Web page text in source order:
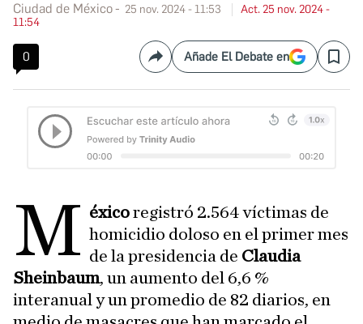
Ciudad de México 25 nov. 2024 - 11:53
Act. 25 nov. 2024 -
11:54
0 CompartirAñade El Debate en Save
M éxicoregistró 2.564 víctimas de
homicidio doloso en el primer mes
de la presidencia de Claudia
Sheinbaum, un aumento del 6,6 %
interanual y un promedio de 82 diarios, en